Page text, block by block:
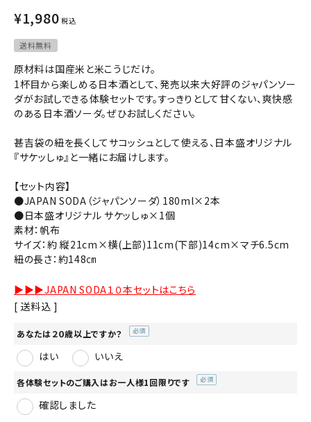
INFORMATION
ACCOUNT MENU
ようこそ ゲスト 様
¥1,980 税込
送料無料
原材料は国産米と米こうじだけ。
1杯目から楽しめる日本酒として、発売以来大好評のジャパンソー
ダがお試しできる体験セットです。すっきりとして甘くない、爽快感
のある日本酒ソーダ。ぜひお試しください。
甚吉袋の紐を長くしてサコッシュとして使える、日本盛オリジナル
『サケッしゅ』と一緒にお届けします。
【セット内容】
●JAPAN SODA（ジャパンソーダ）180ml×2本
●日本盛オリジナル サケッしゅ×1個
素材：帆布
サイズ：約 縦21cm×横(上部)11cm(下部)14cm×マチ6.5cm
紐の長さ：約148㎝
▶▶▶JAPAN SODA１０本セットはこちら
送料込
あなたは２０歳以上ですか？
はい いいえ
各体験セットのご購入はお一人様1回限りです
確認しました